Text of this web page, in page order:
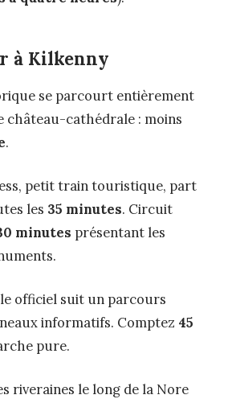
à Kilkenny
se parcourt entièrement
château-cathédrale : moins
.
petit train touristique, part
les 35 minutes. Circuit
minutes présentant les
officiel suit un parcours
informatifs. Comptez 45
pure.
riveraines le long de la Nore